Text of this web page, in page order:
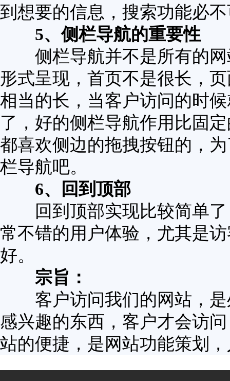
到想要的信息，搜索功能必
5、侧栏导航的重要性
侧栏导航并不是所有的网
形式呈现，首页不是很长，
相当的长，当客户访问的时
了，好的侧栏导航作用比固
都喜欢侧边的拖拽按钮的，
栏导航吧。
6、回到顶部
回到顶部实现比较简单了
常不错的用户体验，尤其是
好。
宗旨：
客户访问我们的网站，是
感兴趣的东西，客户才会访
站的便捷，是网站功能策划